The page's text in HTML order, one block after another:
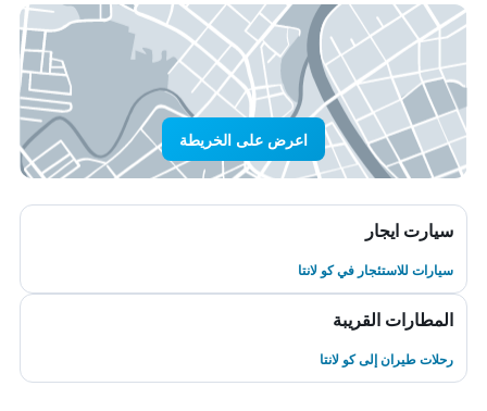
اعرض على الخريطة
سيارت ايجار
سيارات للاستئجار في كو لانتا
المطارات القريبة
رحلات طيران إلى كو لانتا